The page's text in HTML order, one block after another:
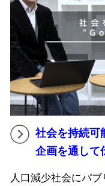
社会を持続可
企画を通して
人口減少社会にパ